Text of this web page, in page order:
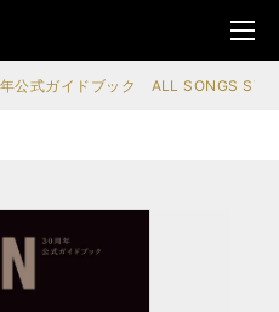
メニ
ュ
公式ガイドブック ALL SONGS